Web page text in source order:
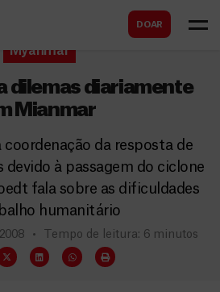
DOAR
r
Myanmar
dilemas diariamente
Mianmar
coordenação da resposta de
devido à passagem do ciclone
fala sobre as dificuldades
humanitário
Tempo de leitura: 6 minutos
s
c
a